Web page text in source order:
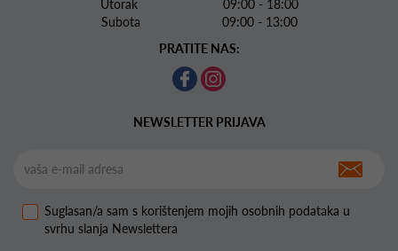
Utorak 09:00 - 18:00
Subota 09:00 - 13:00
PRATITE NAS:
NEWSLETTER PRIJAVA
Suglasan/a sam s korištenjem mojih osobnih podataka u
svrhu slanja Newslettera